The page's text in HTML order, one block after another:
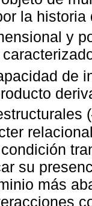
la
y
de
(
su
más